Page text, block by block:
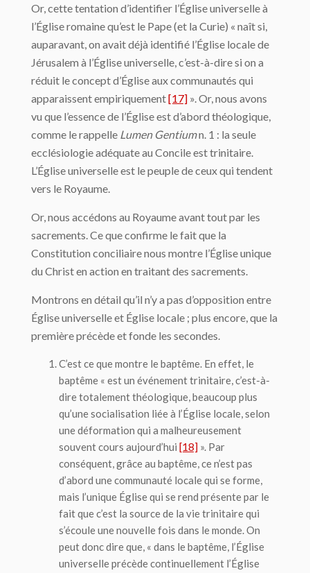
Or, cette tentation d’identifier l’Église universelle à
l’Église romaine qu’est le Pape (et la Curie) « naît si,
auparavant, on avait déjà identifié l’Église locale de
Jérusalem à l’Église universelle, c’est-à-dire si on a
réduit le concept d’Église aux communautés qui
apparaissent empiriquement[17] ». Or, nous avons
vu que l’essence de l’Église est d’abord théologique,
comme le rappelle Lumen Gentiumn. 1 : la seule
ecclésiologie adéquate au Concile est trinitaire.
L’Église universelle est le peuple de ceux qui tendent
vers le Royaume.
Or, nous accédons au Royaume avant tout par les
sacrements. Ce que confirme le fait que la
Constitution conciliaire nous montre l’Église unique
du Christ en action en traitant des sacrements.
Montrons en détail qu’il n’y a pas d’opposition entre
Église universelle et Église locale ; plus encore, que la
première précède et fonde les secondes.
C’est ce que montre le baptême. En effet, le
baptême « est un événement trinitaire, c’est-à-
dire totalement théologique, beaucoup plus
qu’une socialisation liée à l’Église locale, selon
une déformation qui a malheureusement
souvent cours aujourd’hui [18] ». Par
conséquent, grâce au baptême, ce n’est pas
d’abord une communauté locale qui se forme,
mais l’unique Église qui se rend présente par le
fait que c’est la source de la vie trinitaire qui
s’écoule une nouvelle fois dans le monde. On
peut donc dire que, « dans le baptême, l’Église
universelle précède continuellement l’Église